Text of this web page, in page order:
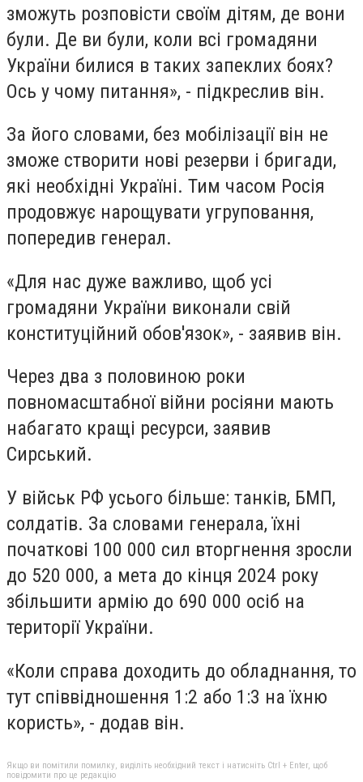
зможуть розповісти своїм дітям, де вони
були. Де ви були, коли всі громадяни
України билися в таких запеклих боях?
Ось у чому питання», - підкреслив він.
За його словами, без мобілізації він не
зможе створити нові резерви і бригади,
які необхідні Україні. Тим часом Росія
продовжує нарощувати угруповання,
попередив генерал.
«Для нас дуже важливо, щоб усі
громадяни України виконали свій
конституційний обов'язок», - заявив він.
Через два з половиною роки
повномасштабної війни росіяни мають
набагато кращі ресурси, заявив
Сирський.
У військ РФ усього більше: танків, БМП,
солдатів. За словами генерала, їхні
початкові 100 000 сил вторгнення зросли
до 520 000, а мета до кінця 2024 року
збільшити армію до 690 000 осіб на
території України.
«Коли справа доходить до обладнання, то
тут співвідношення 1:2 або 1:3 на їхню
користь», - додав він.
Якщо ви помітили помилку, виділіть необхідний текст і натисніть Ctrl + Enter, щоб
повідомити про це редакцію